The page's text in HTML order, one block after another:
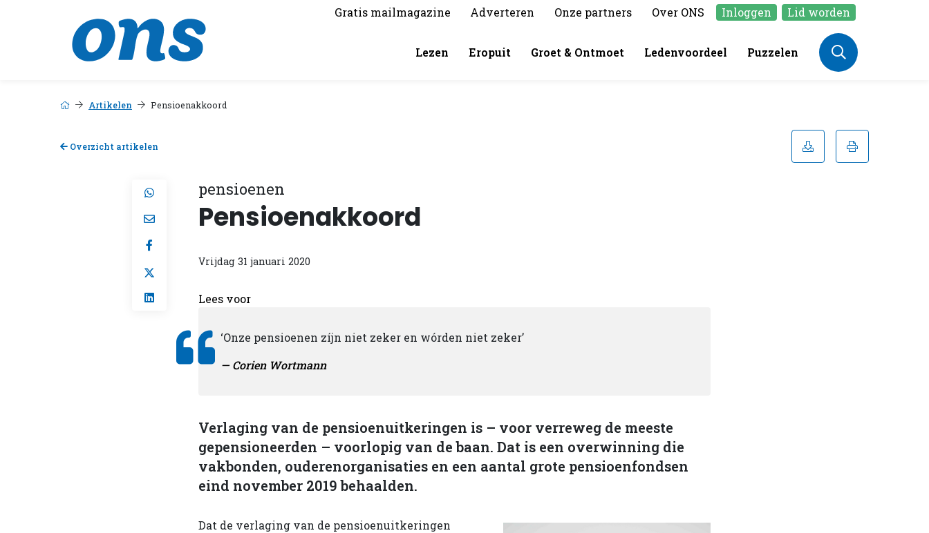
Gratis mailmagazine Adverteren Onze partners Over ONS Inloggen Lid worden
Lezen Eropuit Groet & Ontmoet Ledenvoordeel Puzzelen
Artikelen Pensioenakkoord
Overzicht artikelen
pensioenen
Pensioenakkoord
Vrijdag 31 januari 2020
Lees voor
‘Onze pensioenen zíjn niet zeker en wórden niet zeker’
Corien Wortmann
Verlaging van de pensioenuitkeringen is – voor verreweg de meeste
gepensioneerden – voorlopig van de baan. Dat is een overwinning die
vakbonden, ouderenorganisaties en een aantal grote pensioenfondsen
eind november 2019 behaalden.
Dat de verlaging van de pensioenuitkeringen